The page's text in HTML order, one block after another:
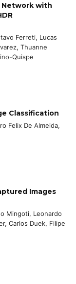
Network with
Ferreti, Lucas
Thuanne
Quispe
Classification
Felix De Almeida,
Images
Mingoti, Leonardo
Carlos Duek, Filipe